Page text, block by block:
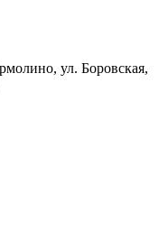
ул. Боровская,